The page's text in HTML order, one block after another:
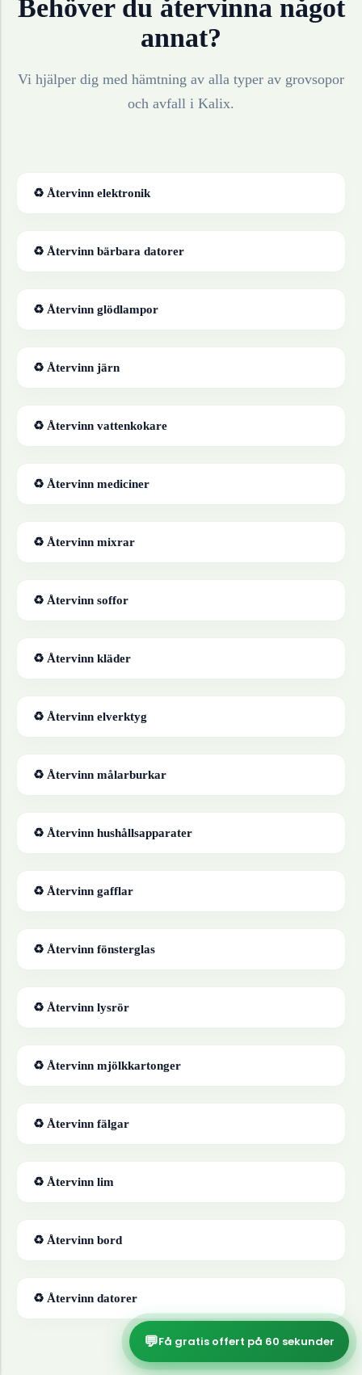
Behöver du återvinna något
annat?
Vi hjälper dig med hämtning av alla typer av grovsopor
och avfall i Kalix.
♻ Återvinn elektronik
♻ Återvinn bärbara datorer
♻ Återvinn glödlampor
♻ Återvinn järn
♻ Återvinn vattenkokare
♻ Återvinn mediciner
♻ Återvinn mixrar
♻ Återvinn soffor
♻ Återvinn kläder
♻ Återvinn elverktyg
♻ Återvinn målarburkar
♻ Återvinn hushållsapparater
♻ Återvinn gafflar
♻ Återvinn fönsterglas
♻ Återvinn lysrör
♻ Återvinn mjölkkartonger
♻ Återvinn fälgar
♻ Återvinn lim
♻ Återvinn bord
♻ Återvinn datorer
💬Få gratis offert på 60 sekunder